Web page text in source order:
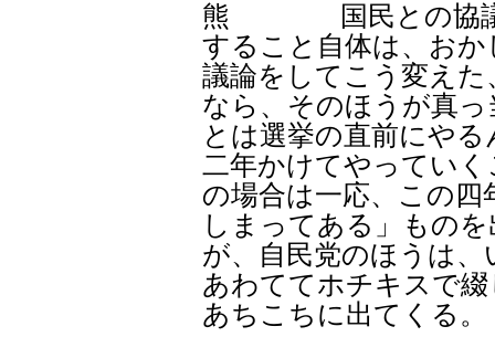
熊 国民との協議の
すること自体は、お
議論をしてこう変え
なら、そのほうが真
とは選挙の直前にや
二年かけてやってい
の場合は一応、この
しまってある」もの
が、自民党のほうは
あわててホチキスで
あちこちに出てくる。